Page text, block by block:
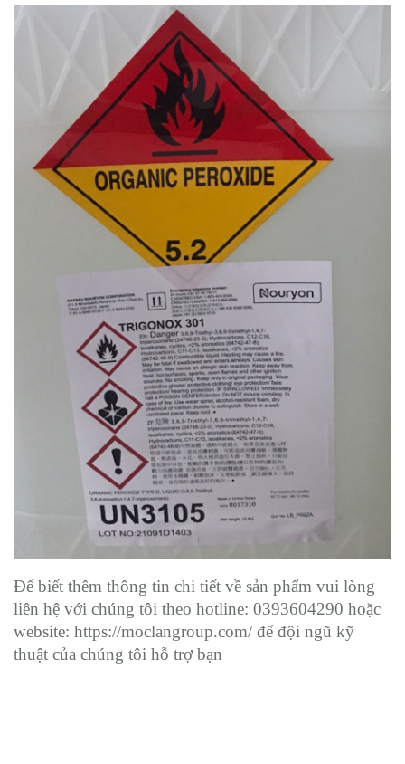
Để biết thêm thông tin chi tiết về sản phẩm vui lòng
liên hệ với chúng tôi theo hotline: 0393604290 hoặc
website: https://moclangroup.com/ để đội ngũ kỹ
thuật của chúng tôi hỗ trợ bạn